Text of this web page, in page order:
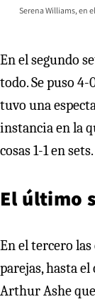
Serena Williams, en
En el segundo
todo. Se puso
tuvo una
instancia en la
cosas 1-1 en sets.
El último
En el tercero
parejas, hasta
Arthur Ashe